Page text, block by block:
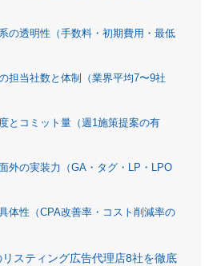
の透明性（手数料・初期費用・最低
担当社数と体制（業界平均7〜9社
とコミット量（週1施策提案の有
外の実装力（GA・タグ・LP・LPO
体性（CPA改善率・コスト削減率の
スティング広告代理店8社を徹底